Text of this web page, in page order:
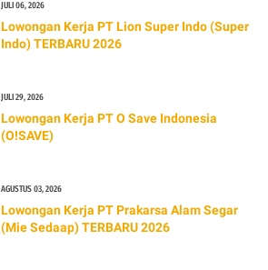
JULI 06, 2026
Lowongan Kerja PT Lion Super Indo (Super
Indo) TERBARU 2026
JULI 29, 2026
Lowongan Kerja PT O Save Indonesia
(O!SAVE)
AGUSTUS 03, 2026
Lowongan Kerja PT Prakarsa Alam Segar
(Mie Sedaap) TERBARU 2026